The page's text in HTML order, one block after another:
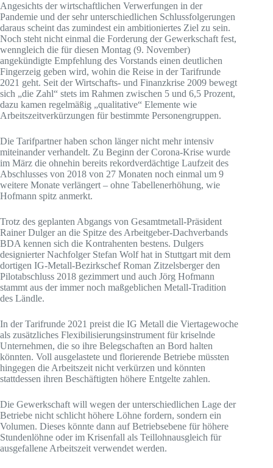
Angesichts der wirtschaftlichen Verwerfungen in der
Pandemie und der sehr unterschiedlichen Schlussfolgerungen
daraus scheint das zumindest ein ambitioniertes Ziel zu sein.
Noch steht nicht einmal die Forderung der Gewerkschaft fest,
wenngleich die für diesen Montag (9. November)
angekündigte Empfehlung des Vorstands einen deutlichen
Fingerzeig geben wird, wohin die Reise in der Tarifrunde
2021 geht. Seit der Wirtschafts- und Finanzkrise 2009 bewegt
sich „die Zahl“ stets im Rahmen zwischen 5 und 6,5 Prozent,
dazu kamen regelmäßig „qualitative“ Elemente wie
Arbeitszeitverkürzungen für bestimmte Personengruppen.
Die Tarifpartner haben schon länger nicht mehr intensiv
miteinander verhandelt. Zu Beginn der Corona-Krise wurde
im März die ohnehin bereits rekordverdächtige Laufzeit des
Abschlusses von 2018 von 27 Monaten noch einmal um 9
weitere Monate verlängert – ohne Tabellenerhöhung, wie
Hofmann spitz anmerkt.
Trotz des geplanten Abgangs von Gesamtmetall-Präsident
Rainer Dulger an die Spitze des Arbeitgeber-Dachverbands
BDA kennen sich die Kontrahenten bestens. Dulgers
designierter Nachfolger Stefan Wolf hat in Stuttgart mit dem
dortigen IG-Metall-Bezirkschef Roman Zitzelsberger den
Pilotabschluss 2018 gezimmert und auch Jörg Hofmann
stammt aus der immer noch maßgeblichen Metall-Tradition
des Ländle.
In der Tarifrunde 2021 preist die IG Metall die Viertagewoche
als zusätzliches Flexibilisierungsinstrument für kriselnde
Unternehmen, die so ihre Belegschaften an Bord halten
könnten. Voll ausgelastete und florierende Betriebe müssten
hingegen die Arbeitszeit nicht verkürzen und könnten
stattdessen ihren Beschäftigten höhere Entgelte zahlen.
Die Gewerkschaft will wegen der unterschiedlichen Lage der
Betriebe nicht schlicht höhere Löhne fordern, sondern ein
Volumen. Dieses könnte dann auf Betriebsebene für höhere
Stundenlöhne oder im Krisenfall als Teillohnausgleich für
ausgefallene Arbeitszeit verwendet werden.